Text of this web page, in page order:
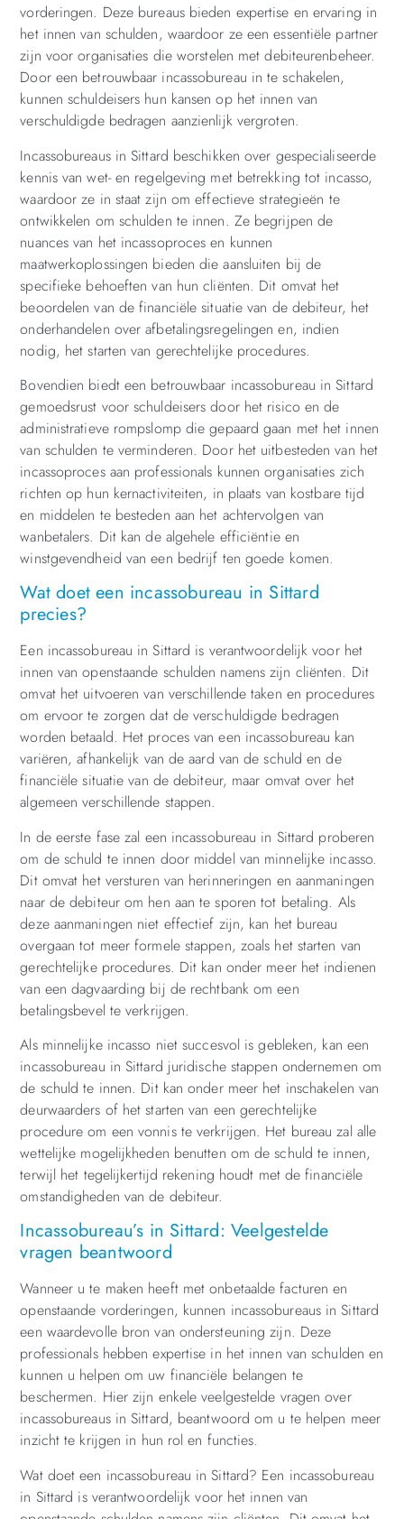
vorderingen. Deze bureaus bieden expertise en ervaring in
het innen van schulden, waardoor ze een essentiële partner
zijn voor organisaties die worstelen met debiteurenbeheer.
Door een betrouwbaar incassobureau in te schakelen,
kunnen schuldeisers hun kansen op het innen van
verschuldigde bedragen aanzienlijk vergroten.
Incassobureaus in Sittard beschikken over gespecialiseerde
kennis van wet- en regelgeving met betrekking tot incasso,
waardoor ze in staat zijn om effectieve strategieën te
ontwikkelen om schulden te innen. Ze begrijpen de
nuances van het incassoproces en kunnen
maatwerkoplossingen bieden die aansluiten bij de
specifieke behoeften van hun cliënten. Dit omvat het
beoordelen van de financiële situatie van de debiteur, het
onderhandelen over afbetalingsregelingen en, indien
nodig, het starten van gerechtelijke procedures.
Bovendien biedt een betrouwbaar incassobureau in Sittard
gemoedsrust voor schuldeisers door het risico en de
administratieve rompslomp die gepaard gaan met het innen
van schulden te verminderen. Door het uitbesteden van het
incassoproces aan professionals kunnen organisaties zich
richten op hun kernactiviteiten, in plaats van kostbare tijd
en middelen te besteden aan het achtervolgen van
wanbetalers. Dit kan de algehele efficiëntie en
winstgevendheid van een bedrijf ten goede komen.
Wat doet een incassobureau in Sittard
precies?
Een incassobureau in Sittard is verantwoordelijk voor het
innen van openstaande schulden namens zijn cliënten. Dit
omvat het uitvoeren van verschillende taken en procedures
om ervoor te zorgen dat de verschuldigde bedragen
worden betaald. Het proces van een incassobureau kan
variëren, afhankelijk van de aard van de schuld en de
financiële situatie van de debiteur, maar omvat over het
algemeen verschillende stappen.
In de eerste fase zal een incassobureau in Sittard proberen
om de schuld te innen door middel van minnelijke incasso.
Dit omvat het versturen van herinneringen en aanmaningen
naar de debiteur om hen aan te sporen tot betaling. Als
deze aanmaningen niet effectief zijn, kan het bureau
overgaan tot meer formele stappen, zoals het starten van
gerechtelijke procedures. Dit kan onder meer het indienen
van een dagvaarding bij de rechtbank om een
betalingsbevel te verkrijgen.
Als minnelijke incasso niet succesvol is gebleken, kan een
incassobureau in Sittard juridische stappen ondernemen om
de schuld te innen. Dit kan onder meer het inschakelen van
deurwaarders of het starten van een gerechtelijke
procedure om een vonnis te verkrijgen. Het bureau zal alle
wettelijke mogelijkheden benutten om de schuld te innen,
terwijl het tegelijkertijd rekening houdt met de financiële
omstandigheden van de debiteur.
Incassobureau’s in Sittard: Veelgestelde
vragen beantwoord
Wanneer u te maken heeft met onbetaalde facturen en
openstaande vorderingen, kunnen incassobureaus in Sittard
een waardevolle bron van ondersteuning zijn. Deze
professionals hebben expertise in het innen van schulden en
kunnen u helpen om uw financiële belangen te
beschermen. Hier zijn enkele veelgestelde vragen over
incassobureaus in Sittard, beantwoord om u te helpen meer
inzicht te krijgen in hun rol en functies.
Wat doet een incassobureau in Sittard? Een incassobureau
in Sittard is verantwoordelijk voor het innen van